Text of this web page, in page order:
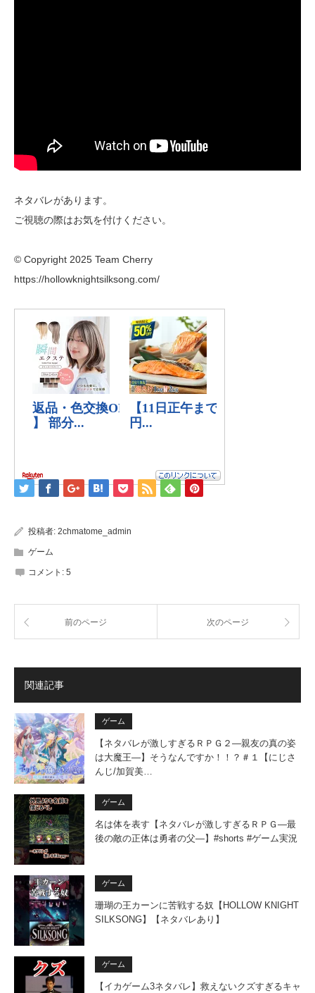
ネタバレがあります。
ご視聴の際はお気を付けください。
© Copyright 2025 Team Cherry
https://hollowknightsilksong.com/
投稿者: 2chmatome_admin
ゲーム
コメント: 5
前のページ 次のページ
関連記事
ゲーム
【ネタバレが激しすぎるＲＰＧ２―親友の真の姿
は大魔王―】そうなんですか！！？＃１【にじさ
んじ/加賀美…
ゲーム
名は体を表す【ネタバレが激しすぎるＲＰＧ―最
後の敵の正体は勇者の父―】#shorts #ゲーム実況
ゲーム
珊瑚の王カーンに苦戦する奴【HOLLOW KNIGHT
SILKSONG】【ネタバレあり】
ゲーム
【イカゲーム3ネタバレ】救えないクズすぎるキャ